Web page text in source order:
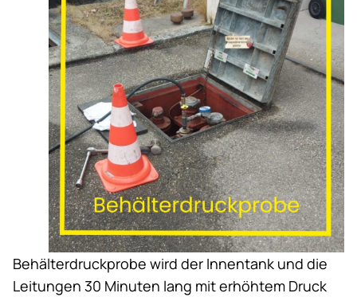
Behälterdruckprobe wird der Innentank und die
Leitungen 30 Minuten lang mit erhöhtem Druck